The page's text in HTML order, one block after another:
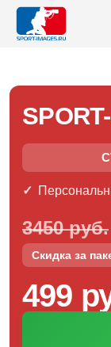
3450 руб.
Скидка за
499